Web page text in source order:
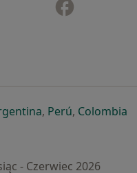
karcie
w nowej karcie
się w nowej karcie
otwiera się w
, Perúotwiera się
, Colombia
- Czerwiec 2026